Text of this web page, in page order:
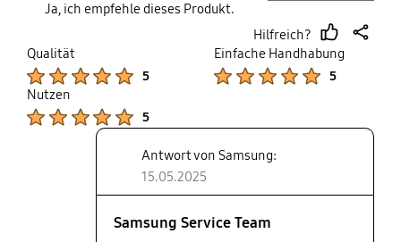
Ja, ich empfehle dieses Produkt.
Hilfreich?
thumb
up
Qualität
5
Einfache Handhabung
5
Nutzen
5
Antwort von Samsung:
15.05.2025
Samsung Service Team